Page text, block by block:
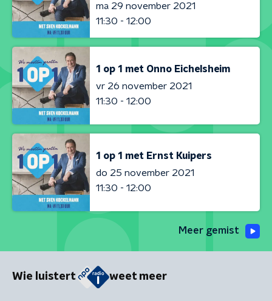
ma 29 november 2021
11:30 - 12:00
1 op 1 met Onno Eichelsheim
vr 26 november 2021
11:30 - 12:00
1 op 1 met Ernst Kuipers
do 25 november 2021
11:30 - 12:00
Meer gemist
Wie luistert weet meer